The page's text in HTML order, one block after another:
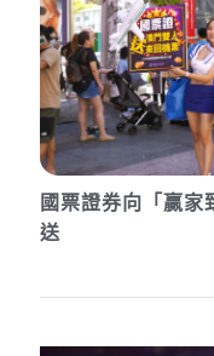
國票證券向「贏
送